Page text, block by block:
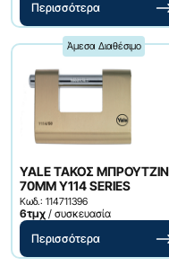
Περισσότερα
Άμεσα Διαθέσιμο
YALE ΤΑΚΟΣ
70ΜΜ Υ114 SERIES
Κωδ.: 114711396
6τμχ / συσκευασία
Περισσότερα